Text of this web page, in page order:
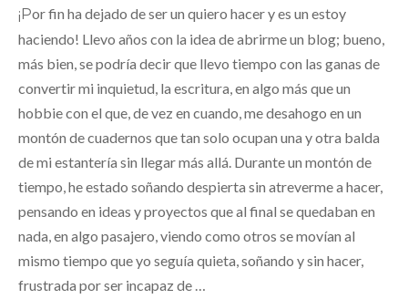
¡Por fin ha dejado de ser un quiero hacer y es un estoy
haciendo! Llevo años con la idea de abrirme un blog; bueno,
más bien, se podría decir que llevo tiempo con las ganas de
convertir mi inquietud, la escritura, en algo más que un
hobbie con el que, de vez en cuando, me desahogo en un
montón de cuadernos que tan solo ocupan una y otra balda
de mi estantería sin llegar más allá. Durante un montón de
tiempo, he estado soñando despierta sin atreverme a hacer,
pensando en ideas y proyectos que al final se quedaban en
nada, en algo pasajero, viendo como otros se movían al
mismo tiempo que yo seguía quieta, soñando y sin hacer,
frustrada por ser incapaz de …